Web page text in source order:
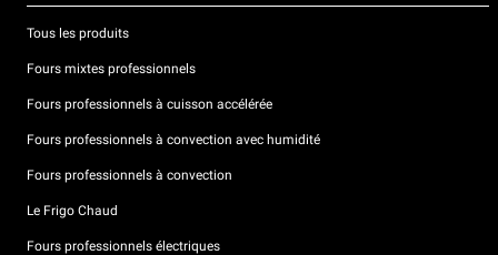
Tous les produits
Fours mixtes professionnels
Fours professionnels à cuisson accélérée
Fours professionnels à convection avec humidité
Fours professionnels à convection
Le Frigo Chaud
Fours professionnels électriques